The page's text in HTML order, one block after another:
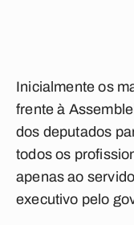
Inicialmente os
frente à
dos deputados
todos os
apenas ao
executivo pelo